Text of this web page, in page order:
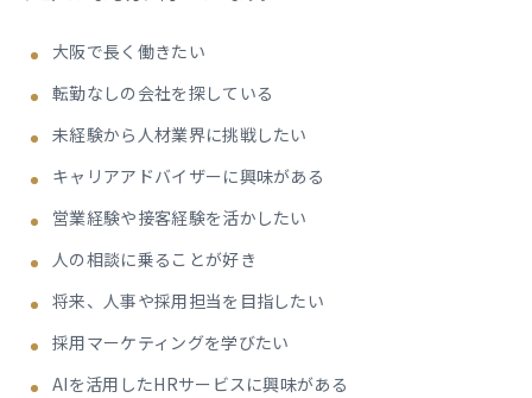
大阪で長く働きたい
転勤なしの会社を探している
未経験から人材業界に挑戦したい
キャリアアドバイザーに興味がある
営業経験や接客経験を活かしたい
人の相談に乗ることが好き
将来、人事や採用担当を目指したい
採用マーケティングを学びたい
AIを活用したHRサービスに興味がある